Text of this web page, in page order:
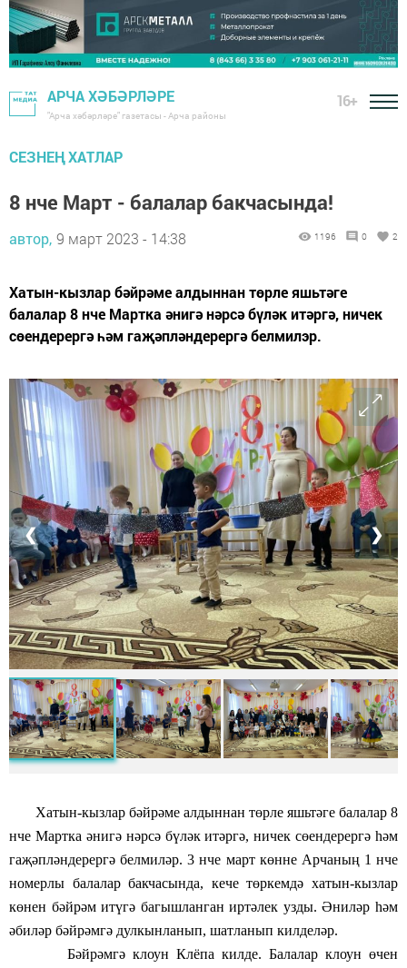
АРЧА ХӘБӘРЛӘРЕ
"Арча хәбәрләре" газетасы - Арча районы
16+
СЕЗНЕҢ ХАТЛАР
8 нче Март - балалар бакчасында!
автор, 9 март 2023 - 14:38 1196 0 2
Хатын-кызлар бәйрәме алдыннан төрле яшьтәге
балалар 8 нче Мартка әнигә нәрсә бүләк итәргә, ничек
сөендерергә һәм гаҗәпләндерергә белмилэр.
❮ ❯
Хатын-кызлар бәйрәме алдыннан төрле яшьтәге балалар 8
нче Мартка әнигә нәрсә бүләк итәргә, ничек сөендерергә һәм
гаҗәпләндерергә белмиләр. 3 нче март көнне Арчаның 1 нче
номерлы балалар бакчасында, кече төркемдә хатын-кызлар
көнен бәйрәм итүгә багышланган иртәлек узды. Әниләр һәм
әбиләр бәйрәмгә дулкынланып, шатланып килделәр.
Бәйрәмгә клоун Клёпа килде. Балалар клоун өчен